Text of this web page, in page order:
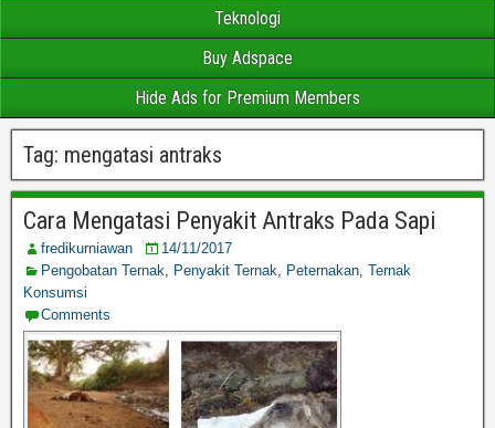
Teknologi
Buy Adspace
Hide Ads for Premium Members
Tag: mengatasi antraks
Cara Mengatasi Penyakit Antraks Pada Sapi
fredikurniawan
14/11/2017
Pengobatan Ternak, Penyakit Ternak, Peternakan, Ternak
Konsumsi
Comments